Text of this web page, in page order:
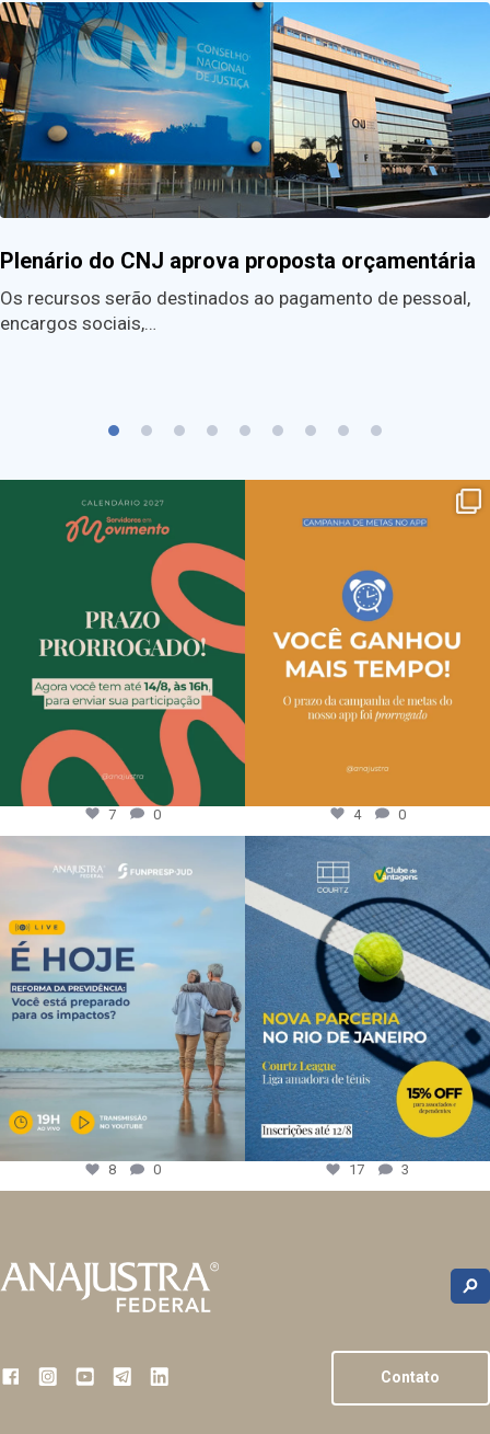
Plenário do CNJ aprova proposta orçamentária
Os recursos serão destinados ao pagamento de pessoal,
encargos sociais,…
7 0 4 0
8 0 17 3
Contato